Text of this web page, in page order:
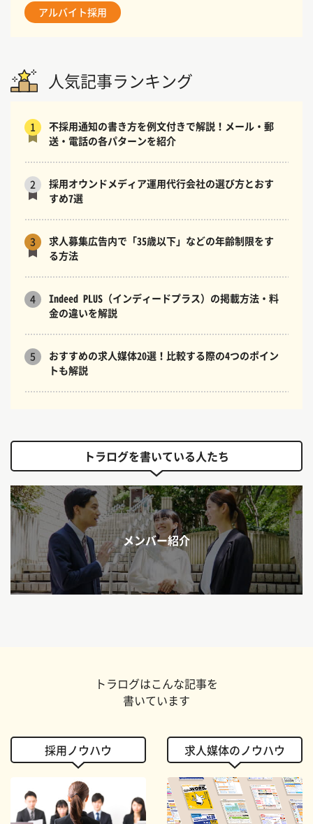
アルバイト採用
人気記事ランキング
1
不採用通知の書き方を例文付きで解説！メール・郵
送・電話の各パターンを紹介
2
採用オウンドメディア運用代行会社の選び方とおす
すめ7選
3
求人募集広告内で「35歳以下」などの年齢制限をす
る方法
4
Indeed PLUS（インディードプラス）の掲載方法・料
金の違いを解説
5
おすすめの求人媒体20選！比較する際の4つのポイン
トも解説
トラログを書いている人たち
メンバー紹介
トラログはこんな記事を
書いています
採用ノウハウ 求人媒体のノウハウ